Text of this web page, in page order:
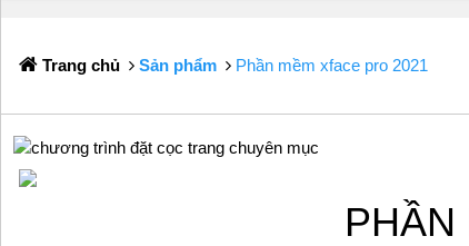
Trang chủ Sản phẩm Phần mềm xface pro 2021
PHẦN